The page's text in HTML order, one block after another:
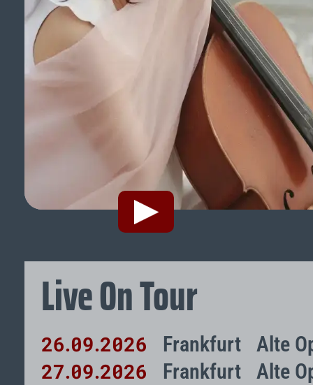
Live On Tour
26.09.2026 Frankfurt Alte
27.09.2026 Frankfurt Alte